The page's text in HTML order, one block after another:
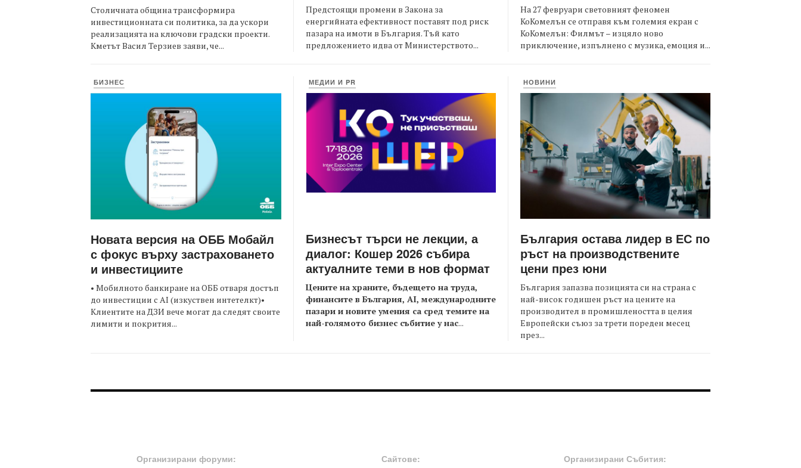
Столичната община трансформира
инвестиционната си политика, за да ускори
реализацията на ключови градски проекти.
Кметът Васил Терзиев заяви, че...
Предстоящи промени в Закона за
енергийната ефективност поставят под риск
пазара на имоти в България. Тъй като
предложението идва от Министерството...
На 27 февруари световният феномен
КоКомелън се отправя към големия екран с
КоКомелън: Филмът – изцяло ново
приключение, изпълнено с музика, емоция и...
БИЗНЕС
Новата версия на ОББ Мобайл
с фокус върху застраховането
и инвестициите
• Мобилното банкиране на ОББ отваря достъп
до инвестиции с AI (изкуствен интетелкт)•
Клиентите на ДЗИ вече могат да следят своите
лимити и покрития...
МЕДИИ И PR
Бизнесът търси не лекции, а
диалог: Кошер 2026 събира
актуалните теми в нов формат
Цените на храните, бъдещето на труда,
финансите в България, AI, международните
пазари и новите умения са сред темите на
най-голямото бизнес събитие у нас...
НОВИНИ
България остава лидер в ЕС по
ръст на производствените
цени през юни
България запазва позицията си на страна с
най-висок годишен ръст на цените на
производител в промишлеността в целия
Европейски съюз за трети пореден месец
през...
Организирани форуми: Сайтове: Организирани Събития: